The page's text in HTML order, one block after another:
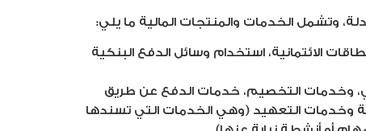
وتشمل الخدمات والمنتجات المالية ما يلي:
الائتمانية، استخدام وسائل الدفع البنكية
وخدمات التخصيم، خدمات الدفع عن طريق
وخدمات التعهيد (وهي الخدمات التي تسندها